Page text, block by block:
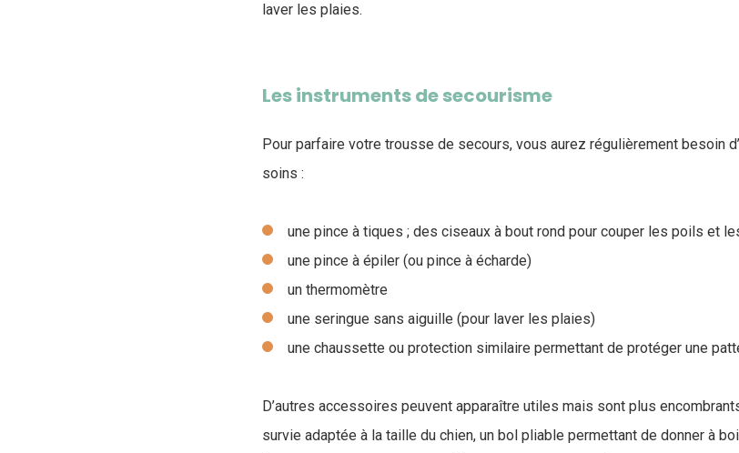
laver les plaies.
Les instruments de secourisme
Pour parfaire votre trousse de secours, vous aurez régulièrement besoin
soins :
une pince à tiques ; des ciseaux à bout rond pour couper les poils et
une pince à épiler (ou pince à écharde)
un thermomètre
une seringue sans aiguille (pour laver les plaies)
une chaussette ou protection similaire permettant de protéger une
D’autres accessoires peuvent apparaître utiles mais sont plus
survie adaptée à la taille du chien, un bol pliable permettant de donner à